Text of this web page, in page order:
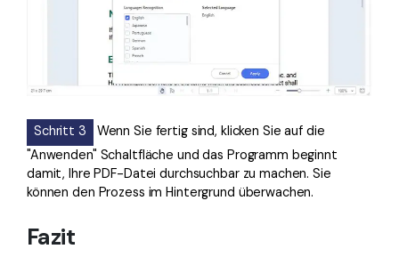
Schritt 3
Wenn Sie fertig sind, klicken Sie auf die
"Anwenden" Schaltfläche und das Programm beginnt
damit, Ihre PDF-Datei durchsuchbar zu machen. Sie
können den Prozess im Hintergrund überwachen.
Fazit